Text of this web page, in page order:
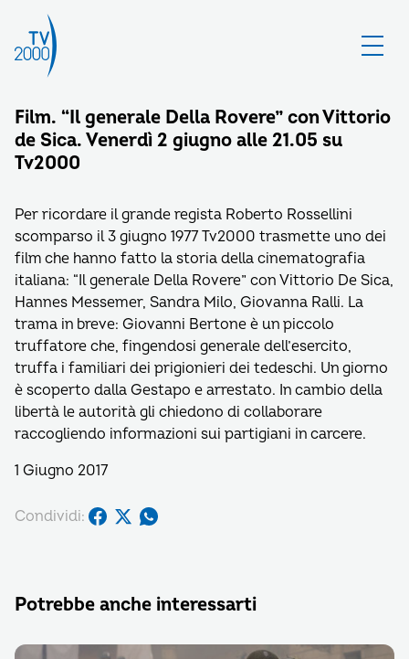
Film. “Il generale Della Rovere” con Vittorio
de Sica. Venerdì 2 giugno alle 21.05 su
Tv2000
Per ricordare il grande regista Roberto Rossellini
scomparso il 3 giugno 1977 Tv2000 trasmette uno dei
film che hanno fatto la storia della cinematografia
italiana: “Il generale Della Rovere” con Vittorio De Sica,
Hannes Messemer, Sandra Milo, Giovanna Ralli. La
trama in breve: Giovanni Bertone è un piccolo
truffatore che, fingendosi generale dell’esercito,
truffa i familiari dei prigionieri dei tedeschi. Un giorno
è scoperto dalla Gestapo e arrestato. In cambio della
libertà le autorità gli chiedono di collaborare
raccogliendo informazioni sui partigiani in carcere.
1 Giugno 2017
Condividi:
Potrebbe anche interessarti